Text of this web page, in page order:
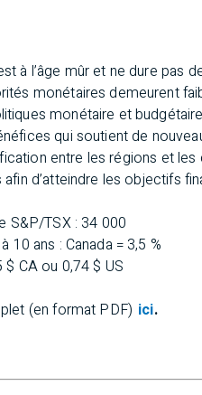
à l’âge mûr et ne dure pas
monétaires demeurent
monétaire et
qui soutient de
entre les régions et
d’atteindre les objectifs
S&P/TSX : 34
à 10 ans : Canada =
$ CA ou 0,74 $ US
(en format PDF) ici.